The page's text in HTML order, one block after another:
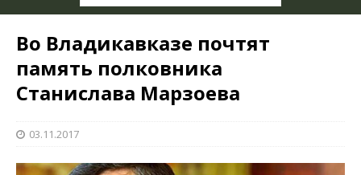
Во Владикавказе почтят
память полковника
Станислава Марзоева
03.11.2017